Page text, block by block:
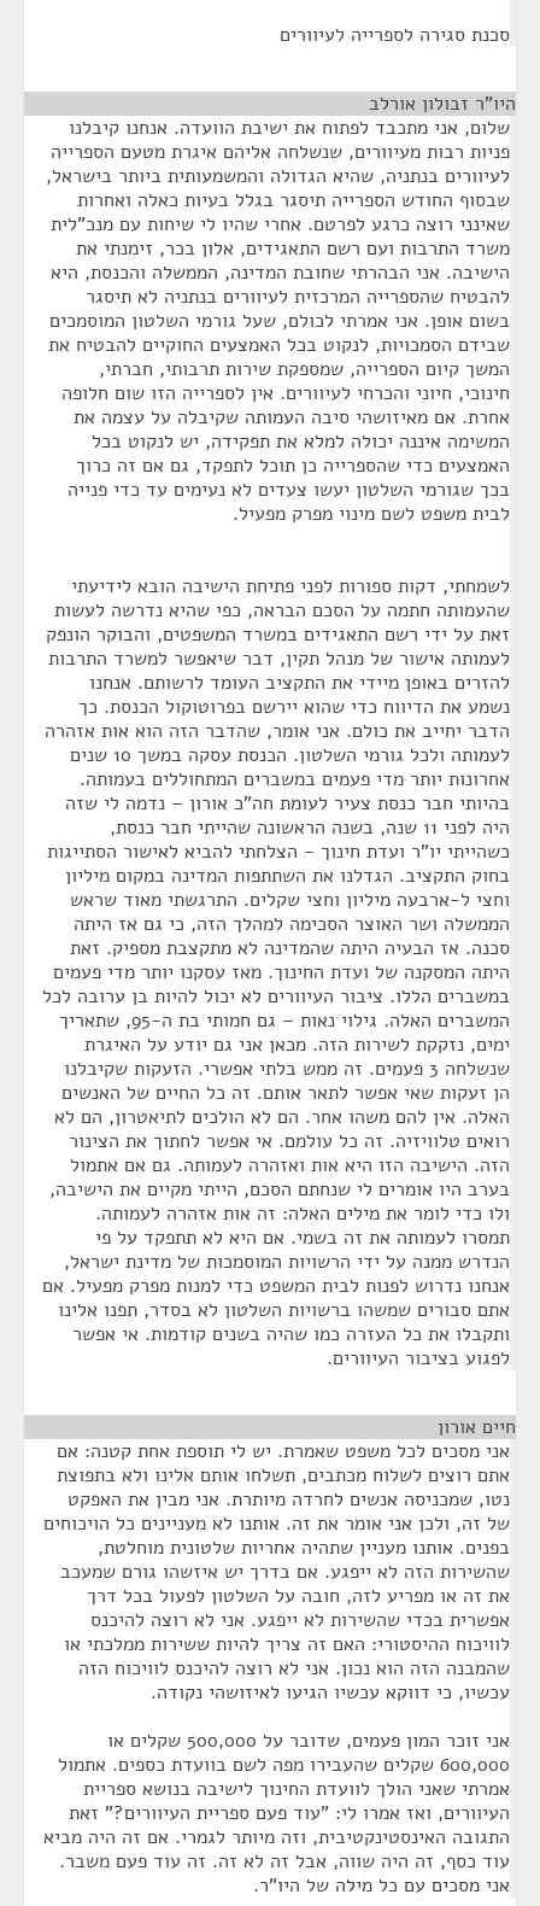
סכנת סגירה לספרייה לעיוורים
היו"ר זבולון אורלב
שלום, אני מתכבד לפתוח את ישיבת הוועדה. אנחנו קיבלנו
פניות רבות מעיוורים, שנשלחה אליהם איגרת מטעם הספרייה
לעיוורים בנתניה, שהיא הגדולה והמשמעותית ביותר בישראל,
שבסוף החודש הספרייה תיסגר בגלל בעיות כאלה ואחרות
שאינני רוצה כרגע לפרטם. אחרי שהיו לי שיחות עם מנכ"לית
משרד התרבות ועם רשם התאגידים, אלון בכר, זימנתי את
הישיבה. אני הבהרתי שחובת המדינה, הממשלה והכנסת, היא
להבטיח שהספרייה המרכזית לעיוורים בנתניה לא תיסגר
בשום אופן. אני אמרתי לכולם, שעל גורמי השלטון המוסמכים
שבידם הסמכויות, לנקוט בכל האמצעים החוקיים להבטיח את
המשך קיום הספרייה, שמספקת שירות תרבותי, חברתי,
חינוכי, חיוני והכרחי לעיוורים. אין לספרייה הזו שום חלופה
אחרת. אם מאיזושהי סיבה העמותה שקיבלה על עצמה את
המשימה איננה יכולה למלא את תפקידה, יש לנקוט בכל
האמצעים כדי שהספרייה כן תוכל לתפקד, גם אם זה כרוך
בכך שגורמי השלטון יעשו צעדים לא נעימים עד כדי פנייה
לבית משפט לשם מינוי מפרק מפעיל.
לשמחתי, דקות ספורות לפני פתיחת הישיבה הובא לידיעתי
שהעמותה חתמה על הסכם הבראה, כפי שהיא נדרשה לעשות
זאת על ידי רשם התאגידים במשרד המשפטים, והבוקר הונפק
לעמותה אישור של מנהל תקין, דבר שיאפשר למשרד התרבות
להזרים באופן מיידי את התקציב העומד לרשותם. אנחנו
נשמע את הדיווח כדי שהוא יירשם בפרוטוקול הכנסת. כך
הדבר יחייב את כולם. אני אומר, שהדבר הזה הוא אות אזהרה
לעמותה ולכל גורמי השלטון. הכנסת עסקה במשך 10 שנים
אחרונות יותר מדי פעמים במשברים המתחוללים בעמותה.
בהיותי חבר כנסת צעיר לעומת חה"כ אורון – נדמה לי שזה
היה לפני 11 שנה, בשנה הראשונה שהייתי חבר כנסת,
כשהייתי יו"ר ועדת חינוך - הצלחתי להביא לאישור הסתייגות
בחוק התקציב. הגדלנו את השתתפות המדינה במקום מיליון
וחצי ל-ארבעה מיליון וחצי שקלים. התרגשתי מאוד שראש
הממשלה ושר האוצר הסכימה למהלך הזה, כי גם אז היתה
סכנה. אז הבעיה היתה שהמדינה לא מתקצבת מספיק. זאת
היתה המסקנה של ועדת החינוך. מאז עסקנו יותר מדי פעמים
במשברים הללו. ציבור העיוורים לא יכול להיות בן ערובה לכל
המשברים האלה. גילוי נאות – גם חמותי בת ה-95, שתאריך
ימים, נזקקת לשירות הזה. מכאן אני גם יודע על האיגרת
שנשלחה 3 פעמים. זה ממש בלתי אפשרי. הזעקות שקיבלנו
הן זעקות שאי אפשר לתאר אותם. זה כל החיים של האנשים
האלה. אין להם משהו אחר. הם לא הולכים לתיאטרון, הם לא
רואים טלוויזיה. זה כל עולמם. אי אפשר לחתוך את הצינור
הזה. הישיבה הזו היא אות ואזהרה לעמותה. גם אם אתמול
בערב היו אומרים לי שנחתם הסכם, הייתי מקיים את הישיבה,
ולו כדי לומר את מילים האלה: זה אות אזהרה לעמותה.
תמסרו לעמותה את זה בשמי. אם היא לא תתפקד על פי
הנדרש ממנה על ידי הרשויות המוסמכות של מדינת ישראל,
אנחנו נדרוש לפנות לבית המשפט כדי למנות מפרק מפעיל. אם
אתם סבורים שמשהו ברשויות השלטון לא בסדר, תפנו אלינו
ותקבלו את כל העזרה כמו שהיה בשנים קודמות. אי אפשר
לפגוע בציבור העיוורים.
חיים אורון
אני מסכים לכל משפט שאמרת. יש לי תוספת אחת קטנה: אם
אתם רוצים לשלוח מכתבים, תשלחו אותם אלינו ולא בתפוצת
נטו, שמכניסה אנשים לחרדה מיותרת. אני מבין את האפקט
של זה, ולכן אני אומר את זה. אותנו לא מעניינים כל הויכוחים
בפנים. אותנו מעניין שתהיה אחריות שלטונית מוחלטת,
שהשירות הזה לא ייפגע. אם בדרך יש איזשהו גורם שמעכב
את זה או מפריע לזה, חובה על השלטון לפעול בכל דרך
אפשרית בכדי שהשירות לא ייפגע. אני לא רוצה להיכנס
לוויכוח ההיסטורי: האם זה צריך להיות ששירות ממלכתי או
שהמבנה הזה הוא נכון. אני לא רוצה להיכנס לוויכוח הזה
עכשיו, כי דווקא עכשיו הגיעו לאיזושהי נקודה.
אני זוכר המון פעמים, שדובר על 500,000 שקלים או
600,000 שקלים שהעבירו מפה לשם בוועדת כספים. אתמול
אמרתי שאני הולך לוועדת החינוך לישיבה בנושא ספריית
העיוורים, ואז אמרו לי: "עוד פעם ספריית העיוורים?" זאת
התגובה האינסטינקטיבית, וזה מיותר לגמרי. אם זה היה מביא
עוד כסף, זה היה שווה, אבל זה לא זה. זה עוד פעם משבר.
אני מסכים עם כל מילה של היו"ר.